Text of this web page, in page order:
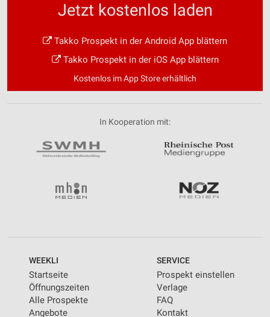
Jetzt kostenlos laden
Takko Prospekt in der Android App blättern
Takko Prospekt in der iOS App blättern
Kostenlos im App Store erhältlich
In Kooperation mit:
WEEKLI
Startseite
Öffnungszeiten
Alle Prospekte
Angebote
SERVICE
Prospekt einstellen
Verlage
FAQ
Kontakt